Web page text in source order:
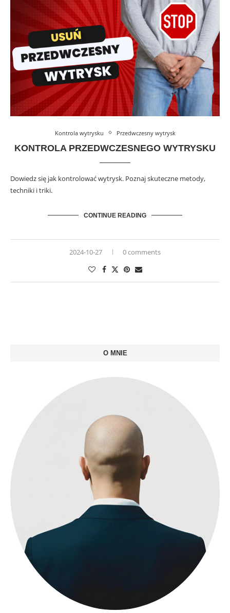
Kontrola wytrysku Przedwczesny wytrysk
KONTROLA PRZEDWCZESNEGO WYTRYSKU
Dowiedz się jak kontrolować wytrysk. Poznaj skuteczne metody,
techniki i triki.
CONTINUE READING
2024-10-27 0 comments
O MNIE